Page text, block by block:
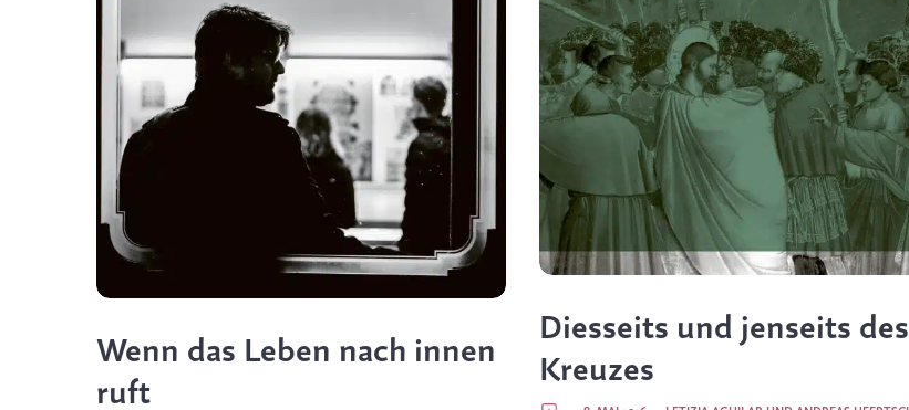
Wenn das Leben nach innen
ruft
Diesseits und jenseits des
Kreuzes